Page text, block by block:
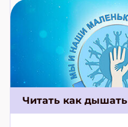
Читать как дышать